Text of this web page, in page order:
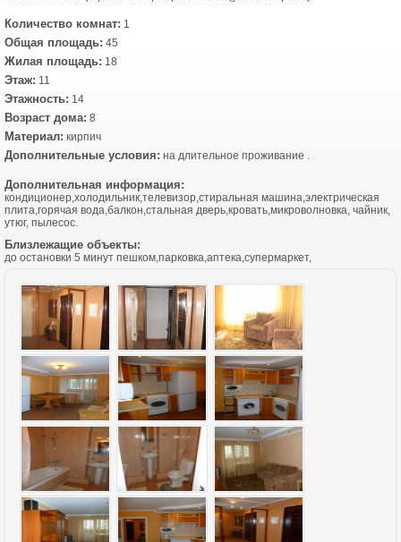
Количество комнат: 1
Общая площадь: 45
Жилая площадь: 18
Этаж: 11
Этажность: 14
Возраст дома: 8
Материал: кирпич
Дополнительные условия: на длительное проживание .
Дополнительная информация:
кондиционер,холодильник,телевизор,стиральная машина,электрическая
плита,горячая вода,балкон,стальная дверь,кровать,микроволновка, чайник,
утюг, пылесос.
Близлежащие объекты:
до остановки 5 минут пешком,парковка,аптека,супермаркет,